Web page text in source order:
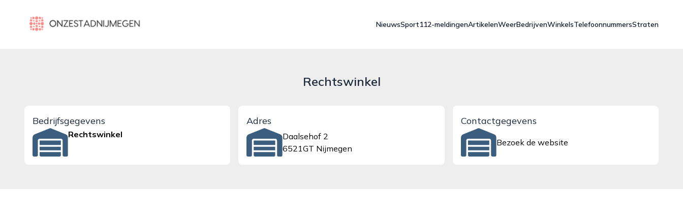
onzestadnijmegen.nl
NieuwsSport112-meldingenArtikelenWeerBedrijvenWinkelsTelefoonnummersStraten
Rechtswinkel
Bedrijfsgegevens
Rechtswinkel
Adres
Daalsehof 2
6521GT Nijmegen
Contactgegevens
Bezoek de website